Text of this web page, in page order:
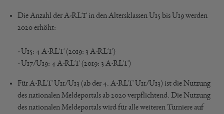
Die Anzahl der A-RLT in den Altersklassen U15 bis U19 werden
2020 erhöht:
- U15: 4 A-RLT (2019: 3 A-RLT)
- U17/U19: 4 A-RLT (2019: 3 A-RLT)
Für A-RLT U11/U13 (ab der 4. A-RLT U11/U13) ist die Nutzung
des nationalen Meldeportals ab 2020 verpflichtend. Die Nutzung
des nationalen Meldeportals wird für alle weiteren Turniere auf